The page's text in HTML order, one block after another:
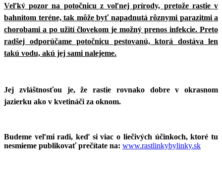
Veľký pozor na potočnicu z voľnej prírody, pretože rastie v
bahnitom teréne, tak môže byť napadnutá rôznymi parazitmi a
chorobami a po užití človekom je možný prenos infekcie. Preto
radšej odporúčame potočnicu pestovanú, ktorá dostáva len
takú vodu, akú jej sami nalejeme.
Jej zvláštnosťou je, že rastie rovnako dobre v okrasnom
jazierku ako v kvetináči za oknom.
Budeme veľmi radi, keď si viac o liečivých účinkoch, ktoré tu
nesmieme publikovať prečítate na: www.rastlinkybylinky.sk